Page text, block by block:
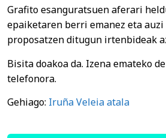
Grafito esanguratsuen aferari
epaiketaren berri emanez eta
proposatzen ditugun irtenbideak
Bisita doakoa da. Izena emateko
telefonora.
Gehiago: Iruña Veleia atala